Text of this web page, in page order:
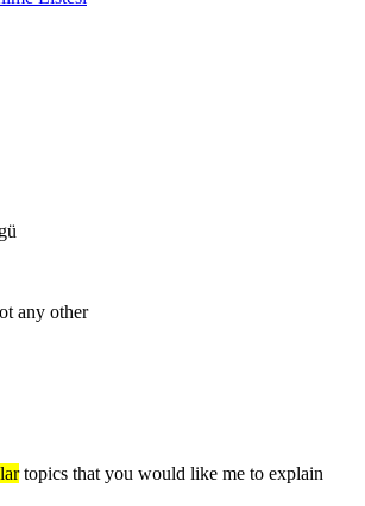
any other
topics that you would like me to explain